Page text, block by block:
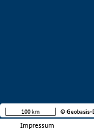
Impressum
100 km © Geobasis-